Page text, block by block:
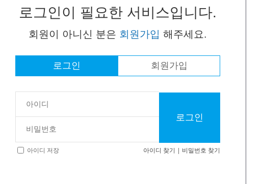
로그인이 필요한 서비스입니다.
회원이 아니신 분은 회원가입 해주세요.
로그인 회원가입
로그인
아이디 저장 아이디 찾기 | 비밀번호 찾기